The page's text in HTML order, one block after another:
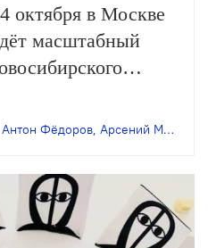
октября в Москве
масштабный
представит пять
лет: в обеих
Мещерякова,
будет
Антон Фёдоров, Арсений Мещеряков